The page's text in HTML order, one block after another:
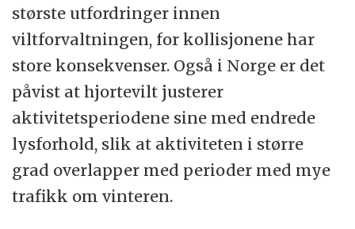
største utfordringer innen
viltforvaltningen, for kollisjonene har
store konsekvenser. Også i Norge er det
påvist at hjortevilt justerer
aktivitetsperiodene sine med endrede
lysforhold, slik at aktiviteten i større
grad overlapper med perioder med mye
trafikk om vinteren.